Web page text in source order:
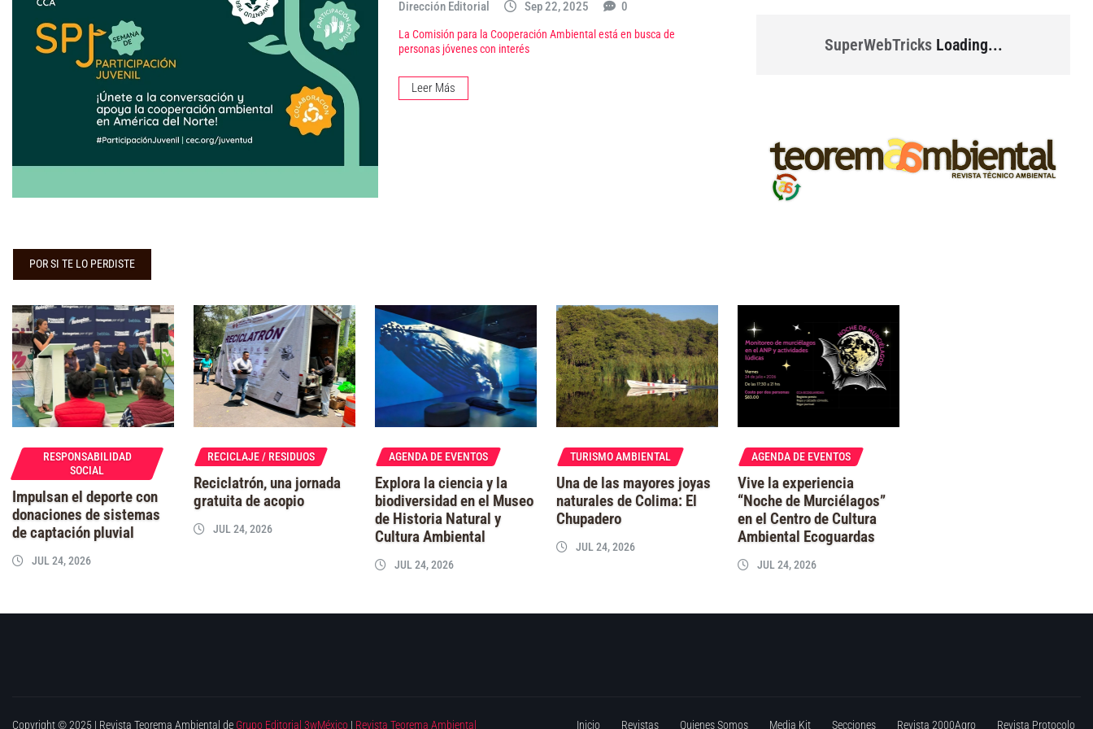
Dirección Editorial Sep 22, 2025 0
La Comisión para la Cooperación Ambiental está en busca de
personas jóvenes con interés
Leer Más
SuperWebTricksLoading...
POR SI TE LO PERDISTE
RESPONSABILIDAD
SOCIAL
Impulsan el deporte con
donaciones de sistemas
de captación pluvial
JUL 24, 2026
RECICLAJE / RESIDUOS
Reciclatrón, una jornada
gratuita de acopio
JUL 24, 2026
AGENDA DE EVENTOS
Explora la ciencia y la
biodiversidad en el Museo
de Historia Natural y
Cultura Ambiental
JUL 24, 2026
TURISMO AMBIENTAL
Una de las mayores joyas
naturales de Colima: El
Chupadero
JUL 24, 2026
AGENDA DE EVENTOS
Vive la experiencia
“Noche de Murciélagos”
en el Centro de Cultura
Ambiental Ecoguardas
JUL 24, 2026
Copyright © 2025 | Revista Teorema Ambiental de Grupo Editorial 3wMéxico | Revista Teorema Ambiental Inicio Revistas Quienes Somos Media Kit Secciones Revista 2000Agro Revista Protocolo